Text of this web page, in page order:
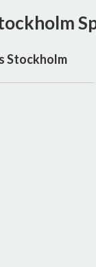
Stockholm